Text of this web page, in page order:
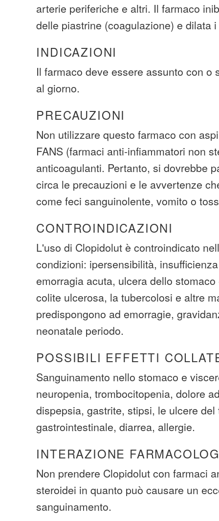
arterie periferiche e altri. Il farmaco
delle piastrine (coagulazione) e dilata
INDICAZIONI
Il farmaco deve essere assunto con o
al giorno.
PRECAUZIONI
Non utilizzare questo farmaco con
FANS (farmaci anti-infiammatori non
anticoagulanti. Pertanto, si dovrebbe
circa le precauzioni e le avvertenze
come feci sanguinolente, vomito o
CONTROINDICAZIONI
L'uso di Clopidolut è controindicato
condizioni: ipersensibilità,
emorragia acuta, ulcera dello
colite ulcerosa, la tubercolosi e altre
predispongono ad emorragie,
neonatale periodo.
POSSIBILI EFFETTI
Sanguinamento nello stomaco e
neuropenia, trombocitopenia, dolore
dispepsia, gastrite, stipsi, le ulcere del
gastrointestinale, diarrea, allergie.
INTERAZIONE
Non prendere Clopidolut con farmaci
steroidei in quanto può causare un
sanguinamento.